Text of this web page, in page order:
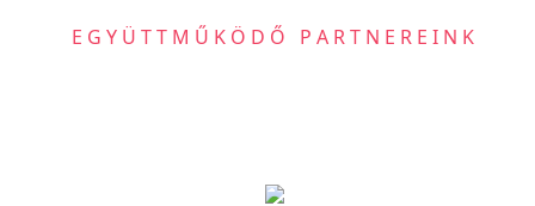
EGYÜTTMŰKÖDŐ PARTNEREINK